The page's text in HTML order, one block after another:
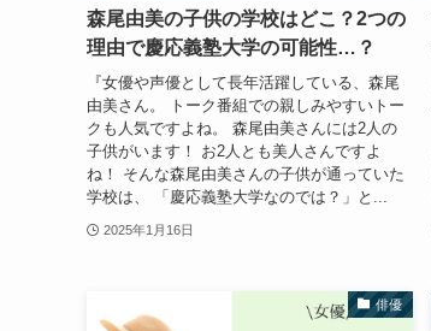
森尾由美の子供の学校はどこ？2つの
理由で慶応義塾大学の可能性…？
『女優や声優として長年活躍している、森尾
由美さん。 トーク番組での親しみやすいトー
クも人気ですよね。 森尾由美さんには2人の
子供がいます！ お2人とも美人さんですよ
ね！ そんな森尾由美さんの子供が通っていた
学校は、 「慶応義塾大学なのでは？」と...
2025年1月16日
俳優